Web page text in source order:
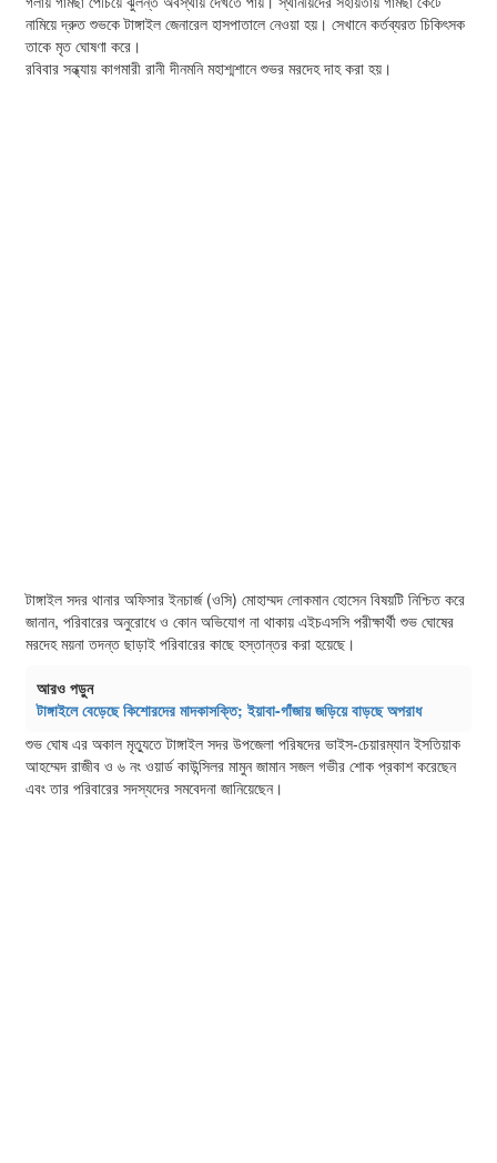
নামিয়ে দ্রুত শুভকে টাঙ্গাইল জেনারেল হাসপাতালে নেওয়া হয়। সেখানে কর্তব্যরত চিকিৎসক
তাকে মৃত ঘোষণা করে।
রবিবার সন্ধ্যায় কাগমারী রানী দীনমনি মহাশ্মশানে শুভর মরদেহ দাহ করা হয়।
টাঙ্গাইল সদর থানার অফিসার ইনচার্জ (ওসি) মোহাম্মদ লোকমান হোসেন বিষয়টি নিশ্চিত করে
জানান, পরিবারের অনুরোধে ও কোন অভিযোগ না থাকায় এইচএসসি পরীক্ষার্থী শুভ ঘোষের
মরদেহ ময়না তদন্ত ছাড়াই পরিবারের কাছে হস্তান্তর করা হয়েছে।
আরও পড়ুন
টাঙ্গাইলে বেড়েছে কিশোরদের মাদকাসক্তি; ইয়াবা-গাঁজায় জড়িয়ে বাড়ছে অপরাধ
শুভ ঘোষ এর অকাল মৃত্যুতে টাঙ্গাইল সদর উপজেলা পরিষদের ভাইস-চেয়ারম্যান ইসতিয়াক
আহম্মেদ রাজীব ও ৬ নং ওয়ার্ড কাউন্সিলর মামুন জামান সজল গভীর শোক প্রকাশ করেছেন
এবং তার পরিবারের সদস্যদের সমবেদনা জানিয়েছেন।